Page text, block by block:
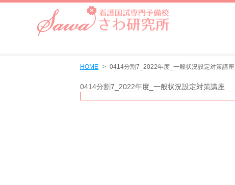
HOME 0414分割7_2022年度_一般状況設定対策講座
0414分割7_2022年度_一般状況設定対策講座